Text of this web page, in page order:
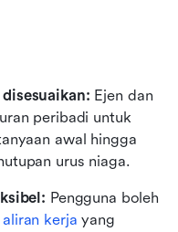
Ejen dan
peribadi untuk
awal hingga
urus niaga.
kerja yang